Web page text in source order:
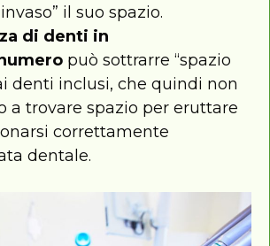
il suo spazio.
di denti in
può sottrarre “spazio
denti inclusi, che quindi non
a trovare spazio per eruttare
correttamente
dentale.